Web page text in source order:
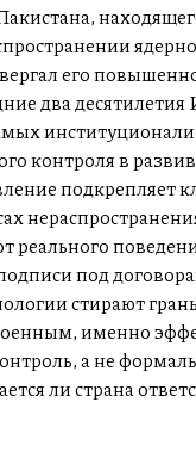
его
два
контроля в
подкрепляет
реального
под
стирают
именно
а не
ли страна